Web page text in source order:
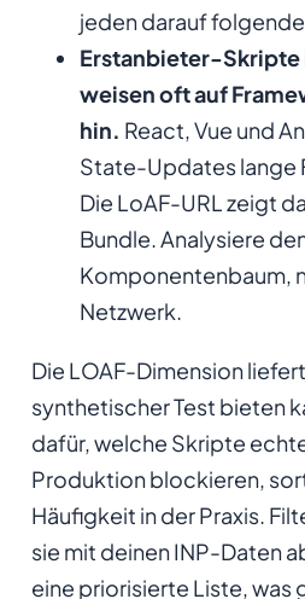
jeden darauf
Erstanbieter-Skripte
weisen oft auf
hin. React, Vue und
State-Updates lange
Die LoAF-URL zeigt
Bundle. Analysiere
Komponentenbaum,
Netzwerk.
Die LOAF-Dimension
synthetischer Test bieten
dafür, welche Skripte
Produktion blockieren,
Häufigkeit in der Praxis.
sie mit deinen INP-Daten
eine priorisierte Liste, was